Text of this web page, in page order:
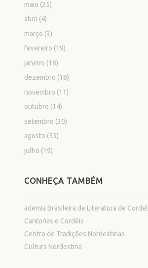
maio (25)
abril (4)
março (3)
fevereiro (19)
janeiro (18)
dezembro (18)
novembro (11)
outubro (14)
setembro (30)
agosto (53)
julho (19)
CONHEÇA TAMBÉM
ademia Brasileira de Literatura de Cordel
Cantorias e Cordéis
Centro de Tradições Nordestinas
Cultura Nordestina